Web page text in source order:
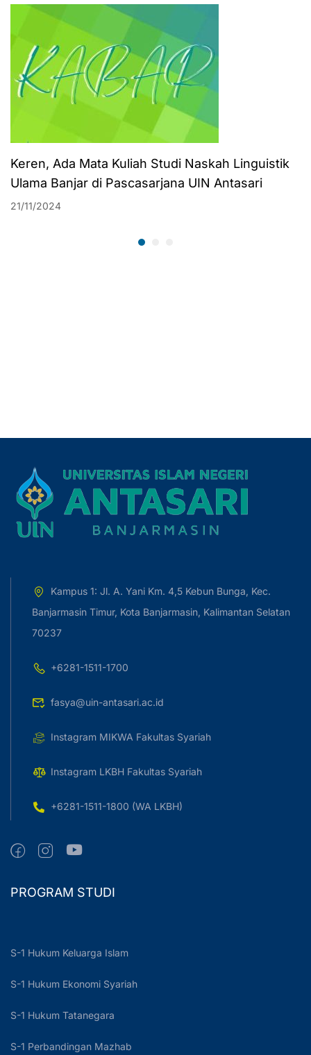
Keren, Ada Mata Kuliah Studi Naskah Linguistik
Ulama Banjar di Pascasarjana UIN Antasari
21/11/2024
Kampus 1: Jl. A. Yani Km. 4,5 Kebun Bunga, Kec.
Banjarmasin Timur, Kota Banjarmasin, Kalimantan Selatan
70237
+6281-1511-1700
fasya@uin-antasari.ac.id
Instagram MIKWA Fakultas Syariah
Instagram LKBH Fakultas Syariah
+6281-1511-1800 (WA LKBH)
PROGRAM STUDI
S-1 Hukum Keluarga Islam
S-1 Hukum Ekonomi Syariah
S-1 Hukum Tatanegara
S-1 Perbandingan Mazhab